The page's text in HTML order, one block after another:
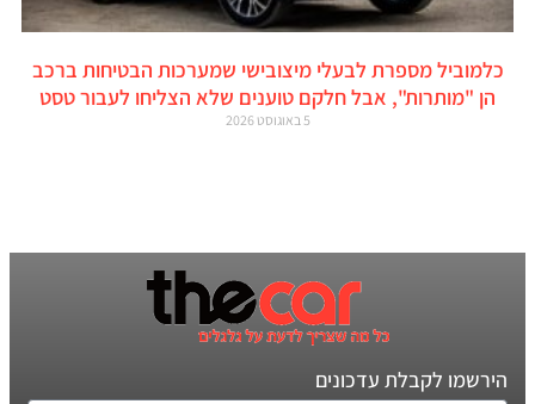
כלמוביל מספרת לבעלי מיצובישי שמערכות הבטיחות ברכב
הן "מותרות", אבל חלקם טוענים שלא הצליחו לעבור טסט
5 באוגוסט 2026
הירשמו לקבלת עדכונים